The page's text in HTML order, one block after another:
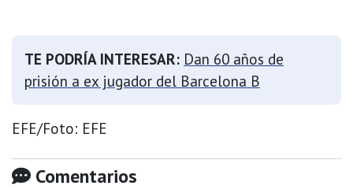
TE PODRÍA INTERESAR: Dan 60 años de
prisión a ex jugador del Barcelona B
EFE/Foto: EFE
Comentarios